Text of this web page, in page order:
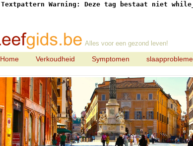
Textpattern Warning: Deze tag bestaat niet
Alles voor een gezond leven!
Home Verkoudheid Symptomen